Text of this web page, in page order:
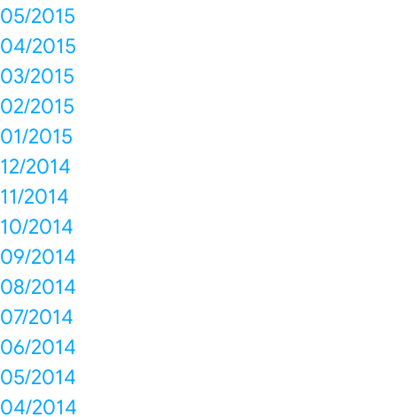
05/2015
04/2015
03/2015
02/2015
01/2015
12/2014
11/2014
10/2014
09/2014
08/2014
07/2014
06/2014
05/2014
04/2014